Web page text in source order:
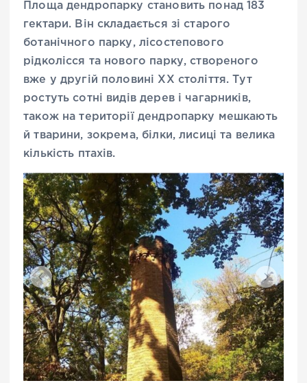
Площа дендропарку становить понад 183
гектари. Він складається зі старого
ботанічного парку, лісостепового
рідколісся та нового парку, створеного
вже у другій половині XX століття. Тут
ростуть сотні видів дерев і чагарників,
також на території дендропарку мешкають
й тварини, зокрема, білки, лисиці та велика
кількість птахів.